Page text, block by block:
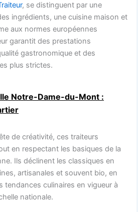
, se distinguent par une
ingrédients, une cuisine maison et
aux normes européennes
garantit des prestations
gastronomique et des
plus strictes.
Notre-Dame-du-Mont :
de créativité, ces traiteurs
en respectant les basiques de la
Ils déclinent les classiques en
artisanales et souvent bio, en
tendances culinaires en vigueur à
nationale.